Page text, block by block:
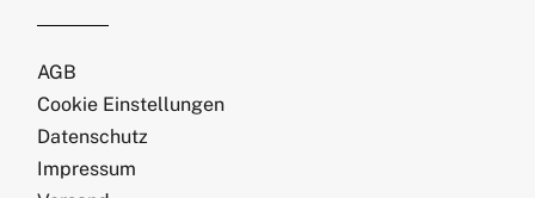
AGB
Cookie Einstellungen
Datenschutz
Impressum